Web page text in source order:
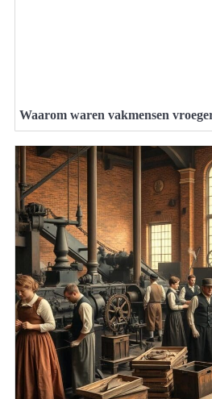
Waarom waren vakmensen